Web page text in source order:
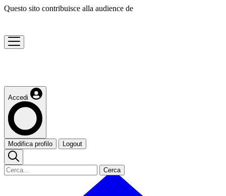
Questo sito contribuisce alla audience de
Accedi
Modifica profilo Logout
Cerca